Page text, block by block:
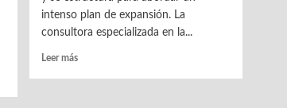
intenso plan de expansión. La
consultora especializada en la...
Leer másLeer